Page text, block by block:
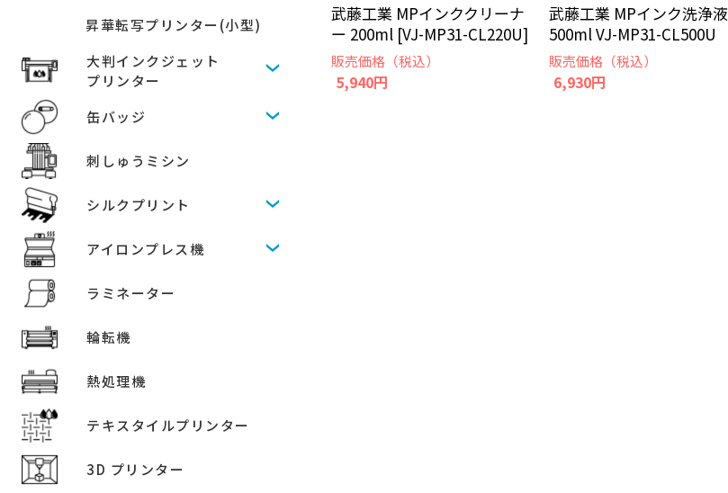
昇華転写プリンター(小型)
大判インクジェット
プリンター
缶バッジ
刺しゅうミシン
シルクプリント
アイロンプレス機
ラミネーター
輪転機
熱処理機
テキスタイルプリンター
3D プリンター
武藤工業 MPインククリーナ
ー 200ml [VJ-MP31-CL220U]
販売価格（税込）
5,940円
武藤工業 MPインク洗浄液
500ml VJ-MP31-CL500U
販売価格（税込）
6,930円